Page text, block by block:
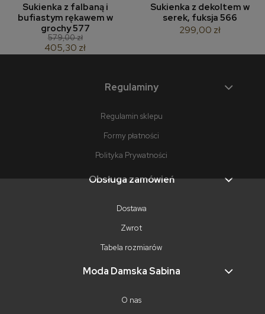
Sukienka z falbaną i
bufiastym rękawem w
grochy 577
579,00 zł
405,30 zł
Sukienka z dekoltem w
serek, fuksja 566
299,00 zł
Regulaminy
Regulamin sklepu
Formy płatności
Polityka Prywatności
Obsługa zamówień
Dostawa
Zwrot
Tabela rozmiarów
Moda Damska Sabina
O nas